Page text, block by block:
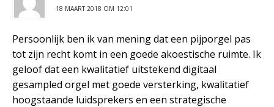
18 MAART 2018 OM 12:01
Persoonlijk ben ik van mening dat een pijporgel pas
tot zijn recht komt in een goede akoestische ruimte. Ik
geloof dat een kwalitatief uitstekend digitaal
gesampled orgel met goede versterking, kwalitatief
hoogstaande luidsprekers en een strategische